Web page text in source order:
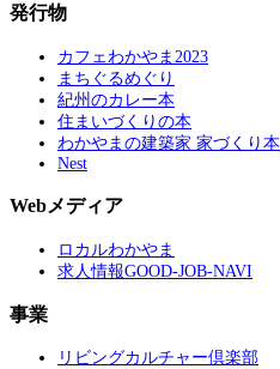
発行物
カフェわかやま2023
まちぐるめぐり
紀州のカレー本
住まいづくりの本
わかやまの建築家 家づくり本
Nest
Webメディア
ロカルわかやま
求人情報GOOD-JOB-NAVI
事業
リビングカルチャー倶楽部